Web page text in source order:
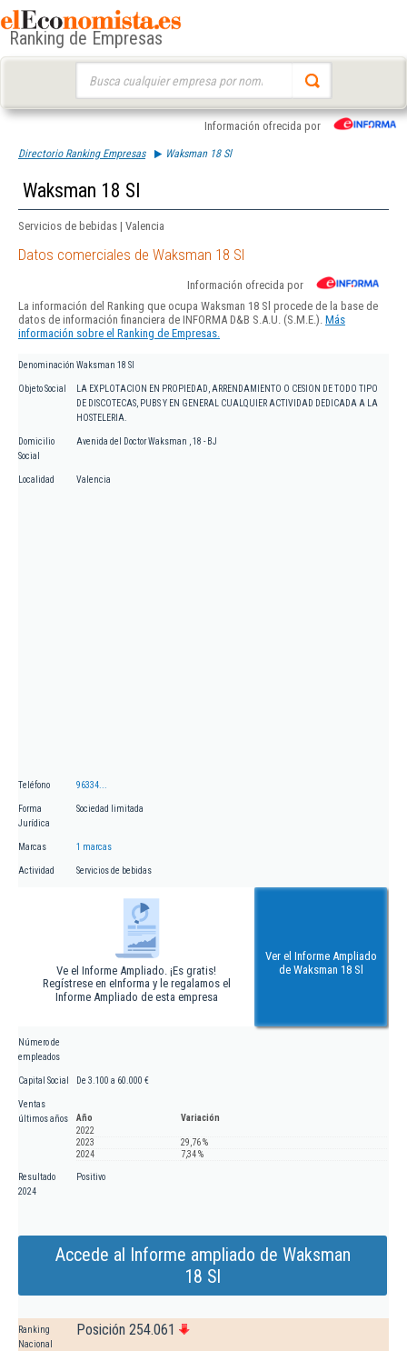
Ranking de Empresas
Información ofrecida por
Directorio Ranking Empresas Waksman 18 Sl
Waksman 18 Sl
Servicios de bebidas | Valencia
Datos comerciales de Waksman 18 Sl
Información ofrecida por
La información del Ranking que ocupa Waksman 18 Sl procede de la base de
datos de información financiera de INFORMA D&B S.A.U. (S.M.E.). Más
información sobre el Ranking de Empresas.
Denominación Waksman 18 Sl
Objeto Social
LA EXPLOTACION EN PROPIEDAD, ARRENDAMIENTO O CESION DE TODO TIPO
DE DISCOTECAS, PUBS Y EN GENERAL CUALQUIER ACTIVIDAD DEDICADA A LA
HOSTELERIA.
Domicilio
Social
Avenida del Doctor Waksman , 18 - BJ
Localidad Valencia
Teléfono 96334...
Forma
Jurídica
Sociedad limitada
Marcas 1 marcas
Actividad Servicios de bebidas
Ve el Informe Ampliado. ¡Es gratis!
Regístrese en eInforma y le regalamos el
Informe Ampliado de esta empresa
Ver el Informe Ampliado
de Waksman 18 Sl
Número de
empleados
Capital Social De 3.100 a 60.000 €
Ventas
últimos años
Año
Variación
2022
2023
29,76 %
2024
7,34 %
Resultado
2024
Positivo
Accede al Informe ampliado de Waksman
18 Sl
Ranking
Nacional
Posición 254.061